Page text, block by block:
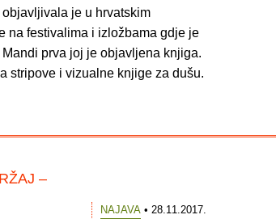
je u hrvatskim
na festivalima i izložbama gdje je
prva joj je objavljena knjiga.
stripove i vizualne knjige za dušu.
–
NAJAVA• 28.11.2017.